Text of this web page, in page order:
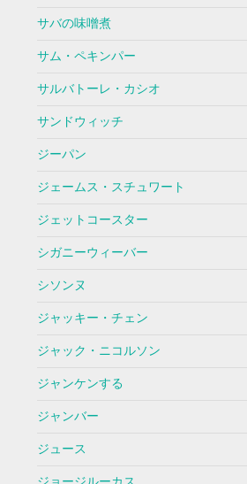
サバの味噌煮
サム・ペキンパー
サルバトーレ・カシオ
サンドウィッチ
ジーパン
ジェームス・スチュワート
ジェットコースター
シガニーウィーバー
シソンヌ
ジャッキー・チェン
ジャック・ニコルソン
ジャンケンする
ジャンバー
ジュース